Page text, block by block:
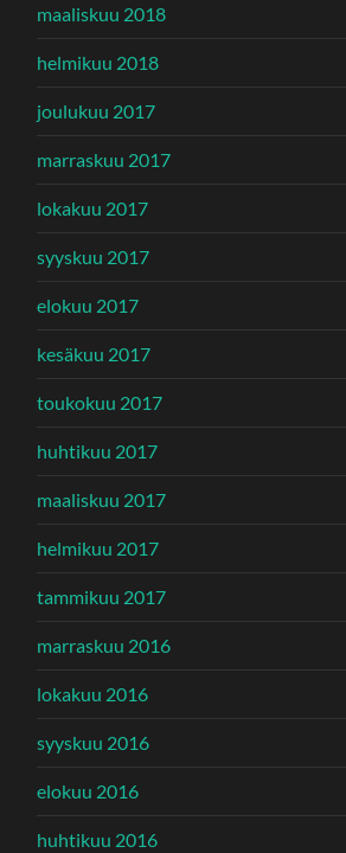
maaliskuu 2018
helmikuu 2018
joulukuu 2017
marraskuu 2017
lokakuu 2017
syyskuu 2017
elokuu 2017
kesäkuu 2017
toukokuu 2017
huhtikuu 2017
maaliskuu 2017
helmikuu 2017
tammikuu 2017
marraskuu 2016
lokakuu 2016
syyskuu 2016
elokuu 2016
huhtikuu 2016